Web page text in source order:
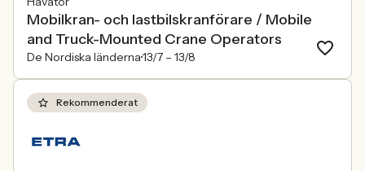
Mobilkran- och lastbilskranförare / Mobile
and Truck-Mounted Crane Operators
De Nordiska länderna13/7 – 13/8
Rekommenderat